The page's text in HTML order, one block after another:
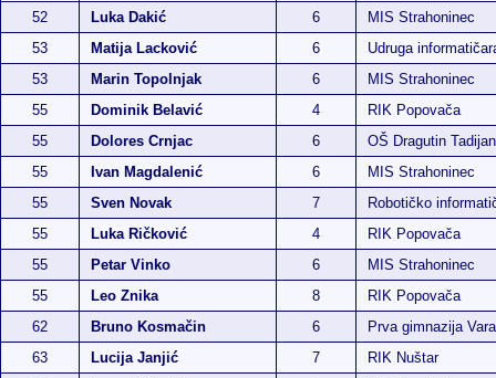
52
Luka Dakić 6
MIS Strahoninec
53
Matija Lacković 6
Udruga
53
Marin Topolnjak 6
MIS Strahoninec
55
Dominik Belavić 4
RIK Popovača
55
Dolores Crnjac 6
OŠ Dragutin
55
Ivan Magdalenić 6
MIS Strahoninec
55
Sven Novak 7
Robotičko
55
Luka Ričković 4
RIK Popovača
55
Petar Vinko 6
MIS Strahoninec
55
Leo Znika 8
RIK Popovača
62
Bruno Kosmačin 6
Prva gimnazija
63
Lucija Janjić 7
RIK Nuštar